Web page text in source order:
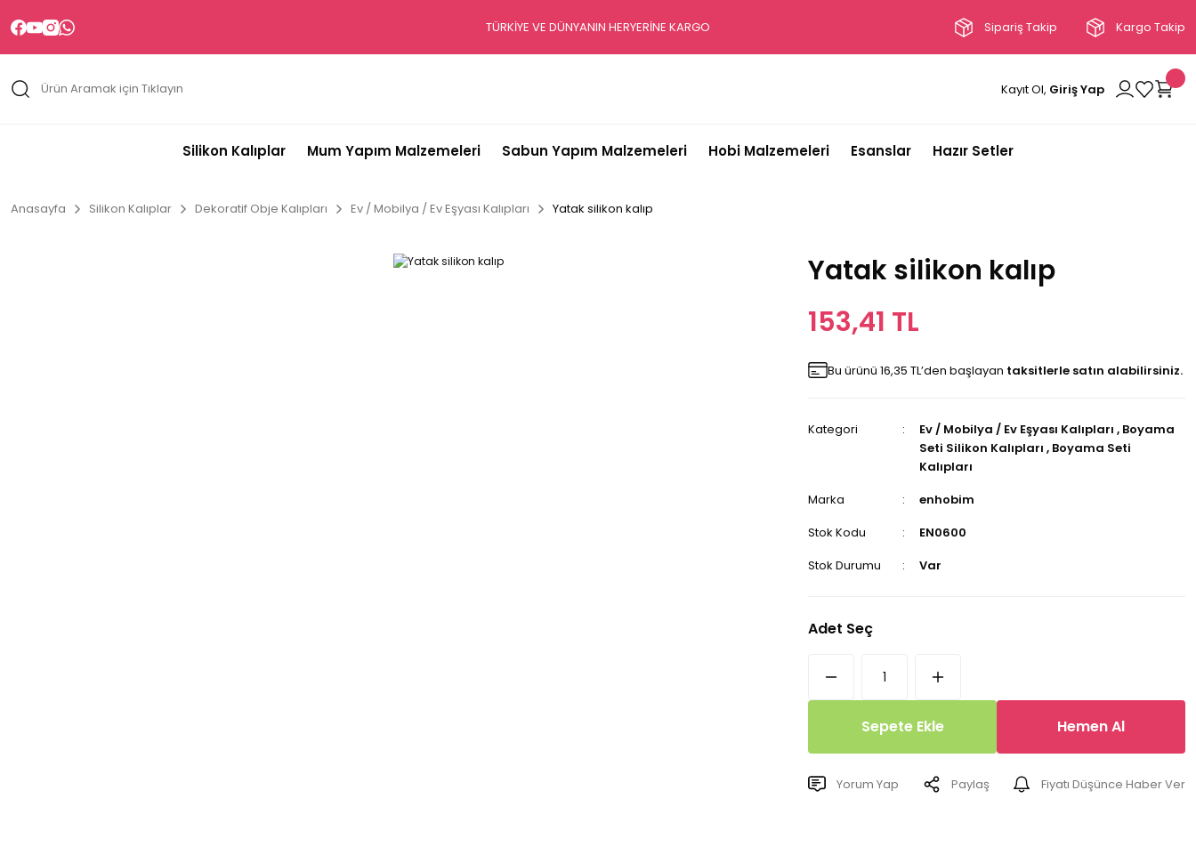
TÜRKİYE VE DÜNYANIN HERYERİNE KARGO Sipariş Takip Kargo Takip
Kayıt Ol, Giriş Yap
Silikon Kalıplar Mum Yapım Malzemeleri Sabun Yapım Malzemeleri Hobi Malzemeleri Esanslar Hazır Setler
Anasayfa Silikon Kalıplar Dekoratif Obje Kalıpları Ev / Mobilya / Ev Eşyası Kalıpları Yatak silikon kalıp
Yatak silikon kalıp
153,41 TL
Bu ürünü 16,35 TL’den başlayan taksitlerle satın alabilirsiniz.
Kategori Ev / Mobilya / Ev Eşyası Kalıpları , Boyama
Seti Silikon Kalıpları , Boyama Seti
Kalıpları
Marka
enhobim
Stok Kodu
EN0600
Stok Durumu
Var
Adet Seç
Sepete Ekle Hemen Al
Yorum Yap Paylaş Fiyatı Düşünce Haber Ver